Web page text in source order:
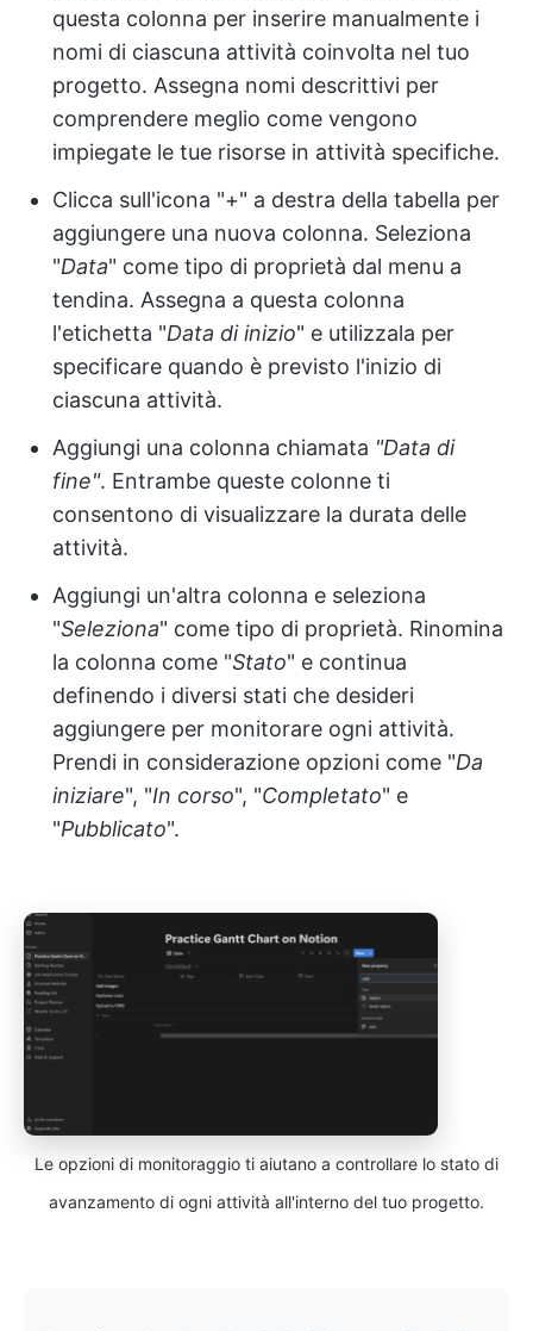
questa colonna per inserire manualmente i
nomi di ciascuna attività coinvolta nel tuo
progetto. Assegna nomi descrittivi per
comprendere meglio come vengono
impiegate le tue risorse in attività specifiche.
Clicca sull'icona "+" a destra della tabella per
aggiungere una nuova colonna. Seleziona
"Data" come tipo di proprietà dal menu a
tendina. Assegna a questa colonna
l'etichetta "Data di inizio" e utilizzala per
specificare quando è previsto l'inizio di
ciascuna attività.
Aggiungi una colonna chiamata "Data di
fine". Entrambe queste colonne ti
consentono di visualizzare la durata delle
attività.
Aggiungi un'altra colonna e seleziona
"Seleziona" come tipo di proprietà. Rinomina
la colonna come "Stato" e continua
definendo i diversi stati che desideri
aggiungere per monitorare ogni attività.
Prendi in considerazione opzioni come "Da
iniziare", "In corso", "Completato" e
"Pubblicato".
Le opzioni di monitoraggio ti aiutano a controllare lo stato di
avanzamento di ogni attività all'interno del tuo progetto.